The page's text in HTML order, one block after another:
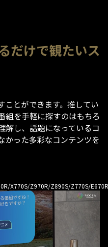
だけで観たいス
ことができます。推してい
組を手軽に探すのはもちろ
解し、話題になっているコ
かった多彩なコンテンツを
X770S/Z970R/Z890S/Z770S/E670R